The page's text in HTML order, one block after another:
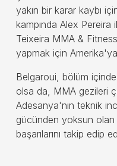
yakın bir karar kaybı
kampında Alex Pereira
Teixeira MMA &
yapmak için Amerika'ya
Belgaroui, bölüm
olsa da, MMA gezileri
Adesanya'nın teknik
gücünden yoksun
başarılarını takip edip